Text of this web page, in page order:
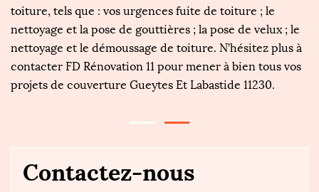
toiture, tels que : vos urgences fuite de toiture ; le
nettoyage et la pose de gouttières ; la pose de velux ; le
nettoyage et le démoussage de toiture. N’hésitez plus à
contacter FD Rénovation 11 pour mener à bien tous vos
projets de couverture Gueytes Et Labastide 11230.
Contactez-nous